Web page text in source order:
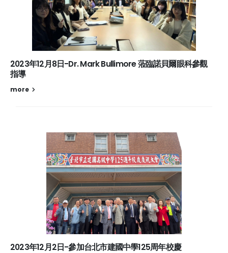
2023年12月8日-Dr. Mark Bullimore 蒞臨諾貝爾眼科參觀
指導
more
2023年12月2日-參加台北市建國中學125周年校慶